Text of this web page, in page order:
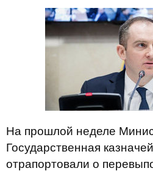
На прошлой неделе
Государственная
отрапортовали о